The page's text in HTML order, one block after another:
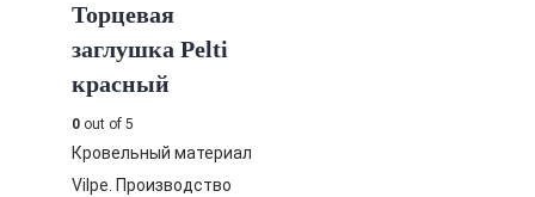
Торцевая
заглушка Pelti
красный
0 out of 5
Кровельный материал
Vilpe. Производство